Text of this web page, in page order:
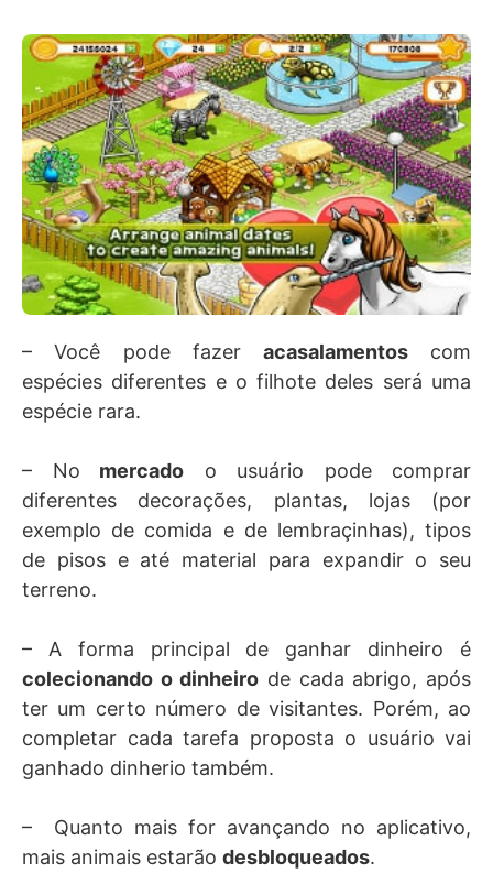
– Você pode fazer acasalamentoscom
espécies diferentes e o filhote deles será uma
espécie rara.
– No mercado o usuário pode comprar
diferentes decorações, plantas, lojas (por
exemplo de comida e de lembraçinhas), tipos
de pisos e até material para expandir o seu
terreno.
– A forma principal de ganhar dinheiro é
colecionando o dinheiro de cada abrigo, após
ter um certo número de visitantes. Porém, ao
completar cada tarefa proposta o usuário vai
ganhado dinherio também.
– Quanto mais for avançando no aplicativo,
mais animais estarão desbloqueados.